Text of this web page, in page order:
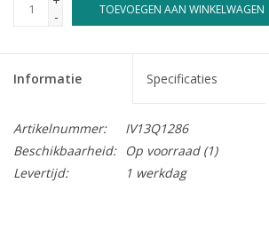
-
TOEVOEGEN AAN WINKELWAGEN
Informatie Specificaties
Artikelnummer:
IV13Q1286
Beschikbaarheid:
Op voorraad(1)
Levertijd:
1 werkdag